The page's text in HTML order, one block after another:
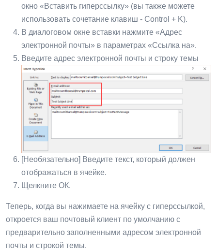
окно «Вставить гиперссылку» (вы также можете
использовать сочетание клавиш - Control + K).
В диалоговом окне вставки нажмите «Адрес
электронной почты» в параметрах «Ссылка на».
Введите адрес электронной почты и строку темы
[Необязательно] Введите текст, который должен
отображаться в ячейке.
Щелкните ОК.
Теперь, когда вы нажимаете на ячейку с гиперссылкой,
откроется ваш почтовый клиент по умолчанию с
предварительно заполненными адресом электронной
почты и строкой темы.